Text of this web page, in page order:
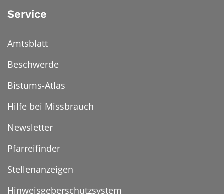
Service
Amtsblatt
Beschwerde
Bistums-Atlas
Hilfe bei Missbrauch
Newsletter
Pfarreifinder
Stellenanzeigen
Hinweisgeberschutzsystem